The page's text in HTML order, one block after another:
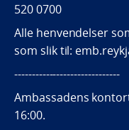
520 0700
Alle henvendelser
som slik til:
------------------------------
Ambassadens
16:00.